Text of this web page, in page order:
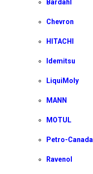
Bardahl
Chevron
HITACHI
Idemitsu
LiquiMoly
MANN
MOTUL
Petro-Canada
Ravenol